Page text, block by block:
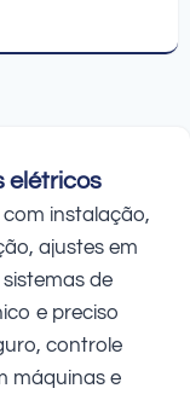
elétricos
instalação,
ajustes em
de
e preciso
controle
máquinas e